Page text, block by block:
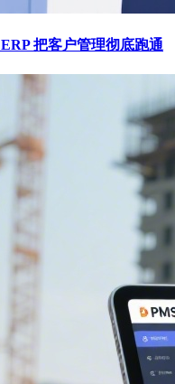
把客户管理彻底跑通